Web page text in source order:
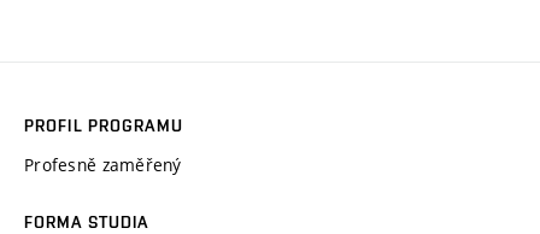
PROFIL PROGRAMU
Profesně zaměřený
FORMA STUDIA